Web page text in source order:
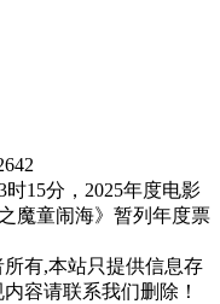
15分，2025年度电影
魔童闹海》暂列年度票
所有,本站只提供信息存
容请联系我们删除！